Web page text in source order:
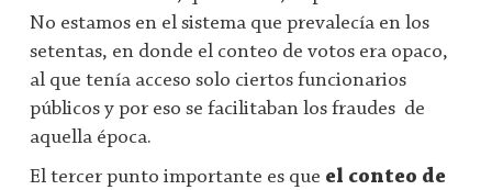
No estamos en el sistema que prevalecía en los
setentas, en donde el conteo de votos era opaco,
al que tenía acceso solo ciertos funcionarios
públicos y por eso se facilitaban los fraudes de
aquella época.
El tercer punto importante es que el conteo de